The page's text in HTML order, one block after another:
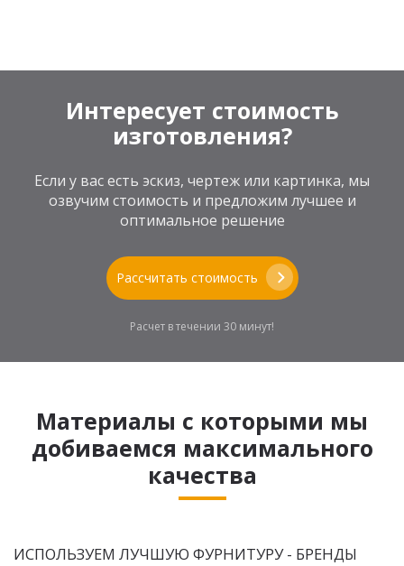
Интересует стоимость
изготовления?
Если у вас есть эскиз, чертеж или картинка, мы
озвучим стоимость и предложим лучшее и
оптимальное решение
Рассчитать стоимость
Расчет в течении 30 минут!
Материалы с которыми мы
добиваемся максимального
качества
ИСПОЛЬЗУЕМ ЛУЧШУЮ ФУРНИТУРУ - БРЕНДЫ